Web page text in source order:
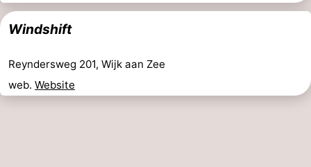
Windshift
Reyndersweg 201, Wijk aan Zee
web. Website